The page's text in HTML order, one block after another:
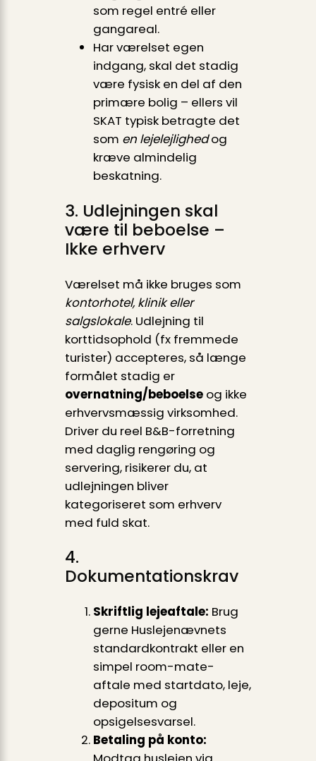
som regel entré eller
gangareal.
Har værelset egen
indgang, skal det stadig
være fysisk en del af den
primære bolig – ellers vil
SKAT typisk betragte det
som en lejelejlighedog
kræve almindelig
beskatning.
3. Udlejningen skal
være til beboelse –
Ikke erhverv
Værelset må ikke bruges som
kontorhotel, klinik eller
salgslokale. Udlejning til
korttidsophold (fx fremmede
turister) accepteres, så længe
formålet stadig er
overnatning/beboelseog ikke
erhvervsmæssig virksomhed.
Driver du reel B&B-forretning
med daglig rengøring og
servering, risikerer du, at
udlejningen bliver
kategoriseret som erhverv
med fuld skat.
4.
Dokumentationskrav
Skriftlig lejeaftale: Brug
gerne Huslejenævnets
standardkontrakt eller en
simpel room-mate-
aftale med startdato, leje,
depositum og
opsigelsesvarsel.
Betaling på konto: